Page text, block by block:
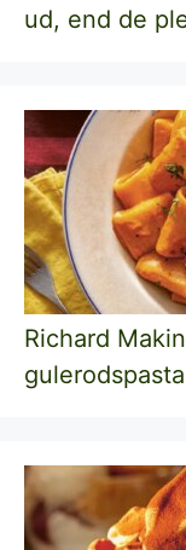
ud, end de
Richard
gulerodspasta